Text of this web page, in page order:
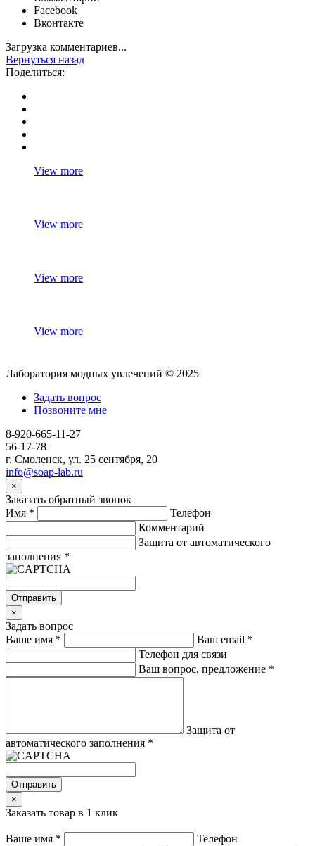
Facebook
Вконтакте
Загрузка комментариев...
Вернуться назад
Поделиться:
View more
View more
View more
View more
Лаборатория модных увлечений © 2025
Задать вопрос
Позвоните мне
8-920-665-11-27
56-17-78
г. Смоленск, ул. 25 сентября, 20
info@soap-lab.ru
×
Заказать обратный звонок
Имя *
Телефон
Комментарий
Защита от автоматического
заполнения *
Отправить
×
Задать вопрос
Ваше имя * Ваш email *
Телефон для связи
Ваш вопрос, предложение *
Защита от
автоматического заполнения *
Отправить
×
Заказать товар в 1 клик
Ваше имя *
Телефон